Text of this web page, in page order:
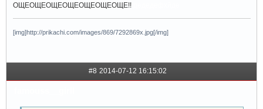
ОЩЕОЩЕОЩЕОЩЕОЩЕОЩЕОЩЕ!!
[img]http://prikachi.com/images/869/7292869x.jpg[/img]
#8 2014-07-12 16:15:02